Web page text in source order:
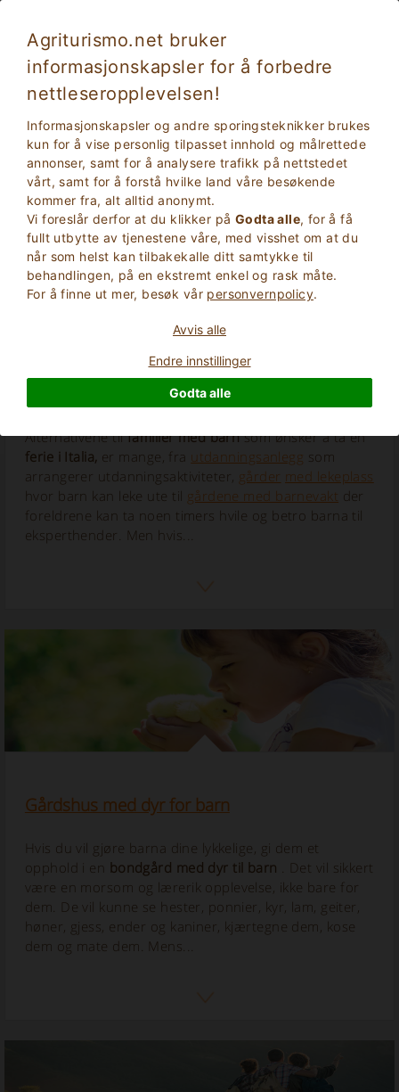
Agriturismo.net bruker
informasjonskapsler for å forbedre
nettleseropplevelsen!
Informasjonskapsler og andre sporingsteknikker brukes
kun for å vise personlig tilpasset innhold og målrettede
annonser, samt for å analysere trafikk på nettstedet
vårt, samt for å forstå hvilke land våre besøkende
kommer fra, alt alltid anonymt.
Vi foreslår derfor at du klikker på Godta alle, for å få
fullt utbytte av tjenestene våre, med visshet om at du
når som helst kan tilbakekalle ditt samtykke til
behandlingen, på en ekstremt enkel og rask måte.
For å finne ut mer, besøk vår personvernpolicy.
Avvis alle
Endre innstillinger
Godta alle
Temaferier
Temaferier
er en liste over noen av de tematiske sidene
dedikert til en verden av ferier i kontakt med naturen.
Ferie med barn: fornøyelsesparker
Alternativene tilfamilier med barnsom ønsker å ta en
ferie i Italia, er mange, fra utdanningsanlegg som
arrangerer utdanningsaktiviteter, gårder med lekeplass
hvor barn kan leke ute til gårdene med barnevakt der
foreldrene kan ta noen timers hvile og betro barna til
eksperthender. Men hvis...
Gårdshus med dyr for barn
Hvis du vil gjøre barna dine lykkelige, gi dem et
opphold i en bondgård med dyr til barn . Det vil sikkert
være en morsom og lærerik opplevelse, ikke bare for
dem. De vil kunne se hester, ponnier, kyr, lam, geiter,
høner, gjess, ender og kaniner, kjærtegne dem, kose
dem og mate dem. Mens...